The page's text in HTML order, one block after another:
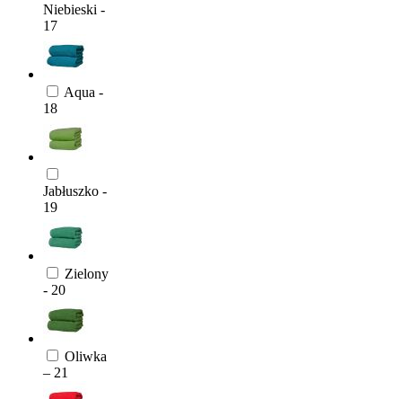
Niebieski -
17
Aqua -
18
Jabłuszko -
19
Zielony
- 20
Oliwka
– 21